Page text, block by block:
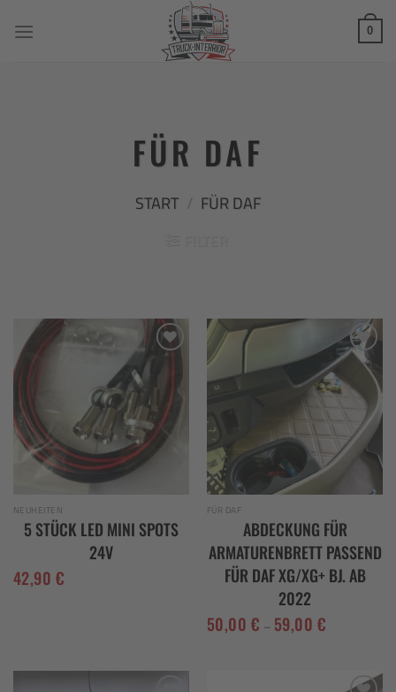
Inhalt
0
FÜR DAF
START / FÜR DAF
Add to
NEUHEITEN
5 STÜCK LED MINI SPOTS
24V
42,90€
Add to
wishlist
FÜR DAF
ABDECKUNG FÜR
ARMATURENBRETT PASSEND
FÜR DAF XG/XG+ BJ. AB
2022
50,00€ – 59,00 €